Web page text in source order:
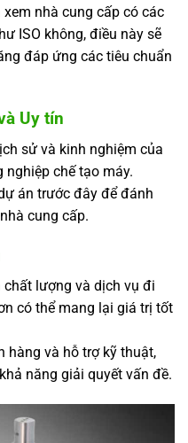
xem nhà cung cấp có các
ISO không, điều này sẽ
đáp ứng các tiêu chuẩn
Uy tín
sử và kinh nghiệm của
nghiệp chế tạo máy.
án trước đây để đánh
cung cấp.
lượng và dịch vụ đi
có thể mang lại giá trị tốt
hàng và hỗ trợ kỹ thuật,
năng giải quyết vấn đề.